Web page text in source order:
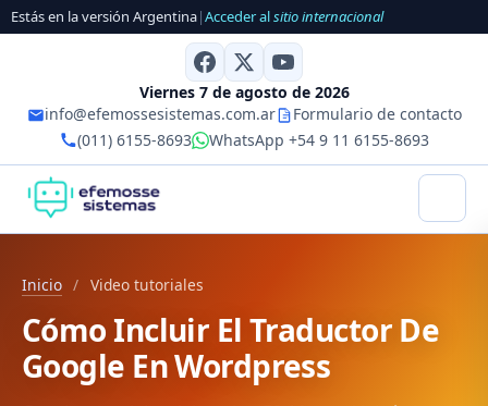
Estás en la versión Argentina|Acceder alsitio internacional
Viernes 7 de agosto de 2026
info@efemossesistemas.com.ar
Formulario de contacto
(011) 6155-8693
WhatsApp +54 9 11 6155-8693
Inicio / Video tutoriales
Cómo Incluir El Traductor De
Google En Wordpress